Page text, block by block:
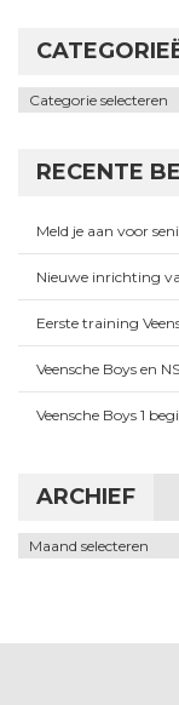
Categorieën
RECENTE
Meld je aan voor
Nieuwe inrichting
Eerste training
Veensche Boys en
Veensche Boys 1
ARCHIEF
Archief